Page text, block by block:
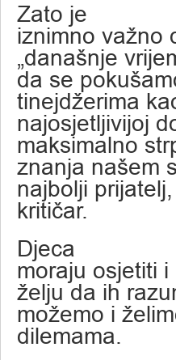
Zato je
iznimno važno
„današnje
da se
tinejdžerima
najosjetljivijoj
maksimalno
znanja našem
najbolji
kritičar.
Djeca
moraju osjetiti
želju da ih
možemo i
dilemama.